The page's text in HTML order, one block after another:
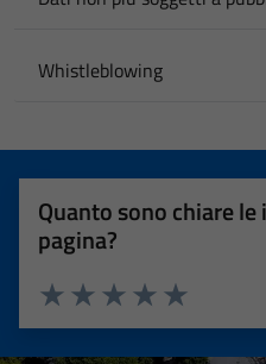
Whistleblowing
Quanto sono chiare
pagina?
Valuta 5
Valuta 4 stelle
Valuta 3 stelle su 5
Valuta 2 stelle su 5
Valuta 1 stelle su 5